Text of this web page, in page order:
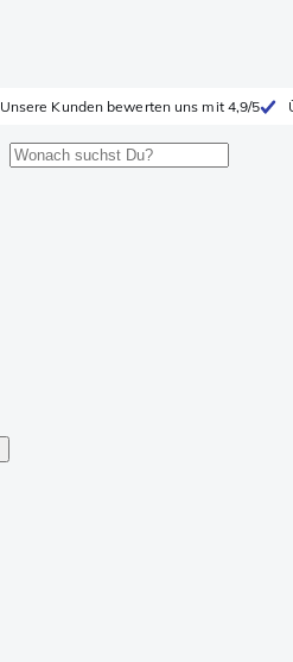
Unsere Kunden bewerten uns mit 4,9/5